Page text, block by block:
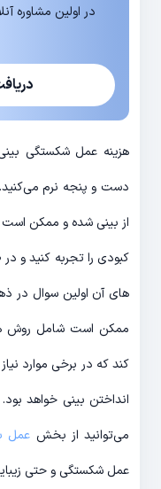
هزینه عمل شکستگی
دست و پنجه نرم
از بینی شده و ممکن است
کبودی را تجربه کنید و
های آن اولین سوال در
ممکن است شامل روش
کند که در برخی موارد
انداختن بینی خواهد
می‌توانید از بخش عمل
عمل شکستگی و حتی